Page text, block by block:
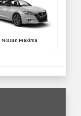
Nissan Maxima